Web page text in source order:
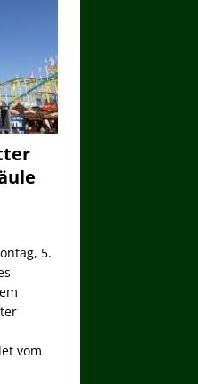
5.
vom